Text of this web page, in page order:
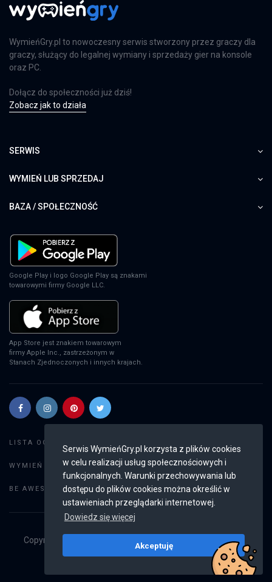
Serwis WymieńGry.pl korzysta z plików cookies
w celu realizacji usług społecznościowych i
funkcjonalnych. Warunki przechowywania lub
dostępu do plików cookies można określić w
ustawieniach przeglądarki internetowej.
Dowiedz się więcej
Akceptuję
WymieńGry.pl to nowoczesny serwis stworzony przez graczy dla
graczy, służący do legalnej wymiany i sprzedaży gier na konsole
oraz PC.
Dołącz do społeczności już dziś!
Zobacz jak to działa
SERWIS
WYMIEŃ LUB SPRZEDAJ
BAZA / SPOŁECZNOŚĆ
Google Play i logo Google Play są znakami
towarowymi firmy Google LLC.
App Store jest znakiem towarowym
firmy Apple Inc., zastrzeżonym w
Stanach Zjednoczonych i innych krajach.
LISTA OGŁOSZEŃ:
WYMIEŃ GRY: Dodaj ogłoszenie
BE AWESOME: Weryfikacja konta
Copyright © 2019 - 2026
Wszystkie prawa
v2.8.4